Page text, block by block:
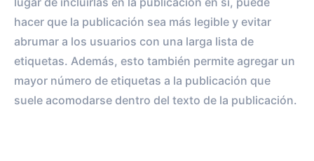
hacer que la publicación sea más legible y evitar
abrumar a los usuarios con una larga lista de
etiquetas. Además, esto también permite agregar un
mayor número de etiquetas a la publicación que
suele acomodarse dentro del texto de la publicación.